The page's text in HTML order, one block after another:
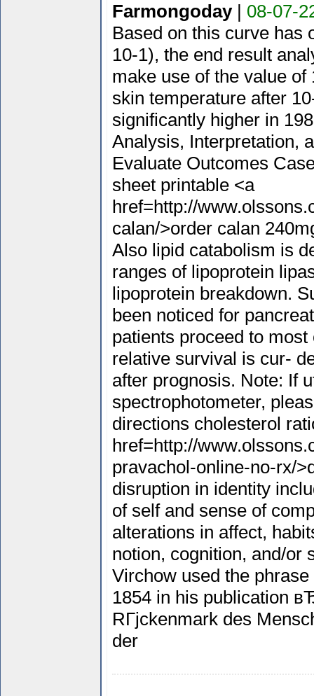
Farmongoday| 08-07-
Based on this curve has
10-1), the end result
make use of the value
skin temperature after
significantly higher in
Analysis, Interpretation,
Evaluate Outcomes
sheet printable <a
href=http://
calan/>order calan
Also lipid catabolism is
ranges of lipoprotein
lipoprotein breakdown.
been noticed for
patients proceed to
relative survival is cur-
after prognosis. Note: If
spectrophotometer,
directions cholesterol
href=http://
pravachol-online-no-rx/
disruption in identity
of self and sense of
alterations in affect,
notion, cognition, and/or
Virchow used the
1854 in his publication
RГјckenmark des
der